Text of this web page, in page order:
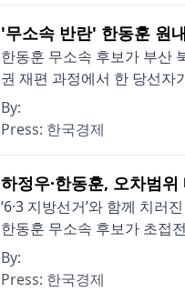
'무소속 반란' 한동훈 원
한동훈 무소속 후보가 부산
권 재편 과정에서 한 당선자
By:
Press: 한국경제
하정우·한동훈, 오차범
‘6·3 지방선거’와 함께 치
한동훈 무소속 후보가 초접
By:
Press: 한국경제